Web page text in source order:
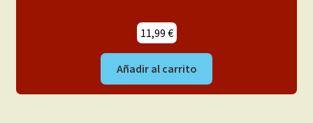
11,99 €
Añadir al carrito